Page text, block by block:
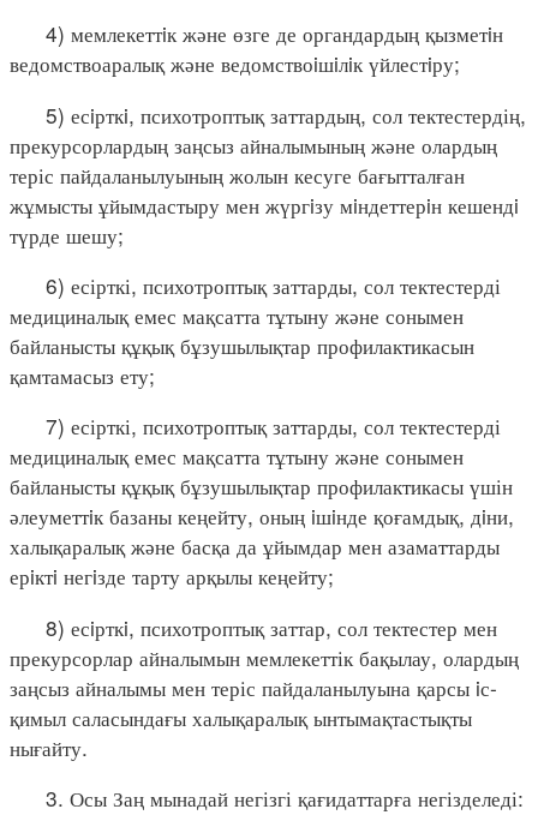
4) мемлекеттiк және өзге де органдардың қызметiн
ведомствоаралық және ведомствоiшiлiк үйлестiру;
5) есiрткi, психотроптық заттардың, сол тектестердің,
прекурсорлардың заңсыз айналымының және олардың
теріс пайдаланылуының жолын кесуге бағытталған
жұмысты ұйымдастыру мен жүргiзу мiндеттерiн кешендi
түрде шешу;
6) есірткі, психотроптық заттарды, сол тектестерді
медициналық емес мақсатта тұтыну және сонымен
байланысты құқық бұзушылықтар профилактикасын
қамтамасыз ету;
7) есірткі, психотроптық заттарды, сол тектестерді
медициналық емес мақсатта тұтыну және сонымен
байланысты құқық бұзушылықтар профилактикасы үшін
әлеуметтiк базаны кеңейту, оның iшiнде қоғамдық, дiни,
халықаралық және басқа да ұйымдар мен азаматтарды
ерiктi негiзде тарту арқылы кеңейту;
8) есiрткi, психотроптық заттар, сол тектестер мен
прекурсорлар айналымын мемлекеттік бақылау, олардың
заңсыз айналымы мен теріс пайдаланылуына қарсы iс-
қимыл саласындағы халықаралық ынтымақтастықты
нығайту.
3. Осы Заң мынадай негізгі қағидаттарға негізделеді: